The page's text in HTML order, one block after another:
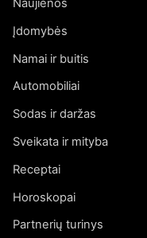
Naujienos
Įdomybės
Namai ir buitis
Automobiliai
Sodas ir daržas
Sveikata ir mityba
Receptai
Horoskopai
Partnerių turinys